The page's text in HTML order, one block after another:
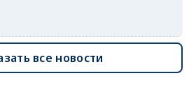
все новости